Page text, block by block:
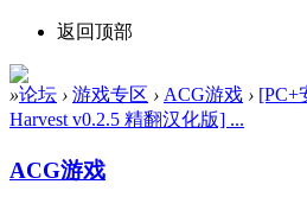
返回顶部
»论坛 › 游戏专区 › ACG游戏 › [PC+
Harvest v0.2.5 精翻汉化版] ...
ACG游戏